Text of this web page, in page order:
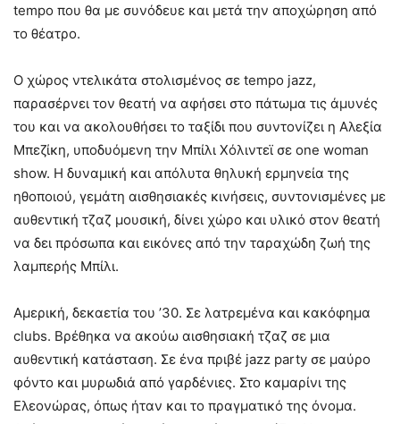
tempo που θα με συνόδευε και μετά την αποχώρηση από
το θέατρο.
Ο χώρος ντελικάτα στολισμένος σε tempo jazz,
παρασέρνει τον θεατή να αφήσει στο πάτωμα τις άμυνές
του και να ακολουθήσει το ταξίδι που συντονίζει η Αλεξία
Μπεζίκη, υποδυόμενη την Μπίλι Χόλιντεϊ σε one woman
show. Η δυναμική και απόλυτα θηλυκή ερμηνεία της
ηθοποιού, γεμάτη αισθησιακές κινήσεις, συντονισμένες με
αυθεντική τζαζ μουσική, δίνει χώρο και υλικό στον θεατή
να δει πρόσωπα και εικόνες από την ταραχώδη ζωή της
λαμπερής Μπίλι.
Αμερική, δεκαετία του ’30. Σε λατρεμένα και κακόφημα
clubs. Βρέθηκα να ακούω αισθησιακή τζαζ σε μια
αυθεντική κατάσταση. Σε ένα πριβέ jazz party σε μαύρο
φόντο και μυρωδιά από γαρδένιες. Στο καμαρίνι της
Ελεονώρας, όπως ήταν και το πραγματικό της όνομα.